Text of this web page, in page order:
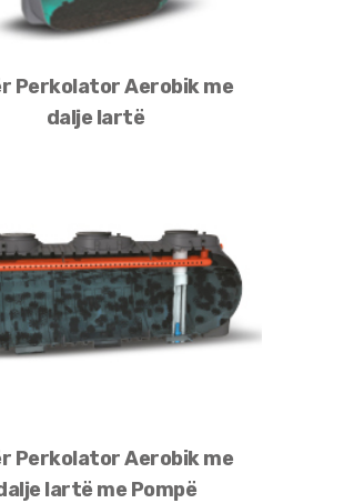
Perkolator Aerobik me
dalje lartë
Perkolator Aerobik me
lartë me Pompë